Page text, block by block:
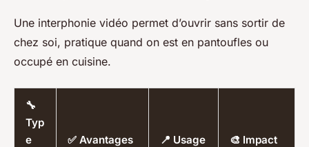
Une interphonie vidéo permet d’ouvrir sans sortir de
chez soi, pratique quand on est en pantoufles ou
occupé en cuisine.
🔧
Typ
e
✅ Avantages
📍 Usage
🎨 Impact